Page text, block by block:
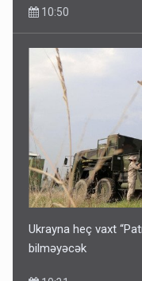
10:50
Ukrayna heç vaxt
bilməyəcək